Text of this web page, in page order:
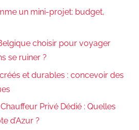
un mini-projet: budget,
choisir pour voyager
se ruiner ?
et durables : concevoir des
Privé Dédié : Quelles
d’Azur ?